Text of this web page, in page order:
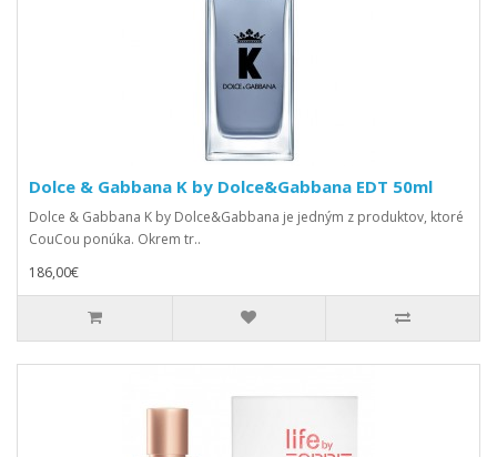
Dolce & Gabbana K by Dolce&Gabbana EDT 50ml
Dolce & Gabbana K by Dolce&Gabbana je jedným z produktov, ktoré
CouCou ponúka. Okrem tr..
186,00€